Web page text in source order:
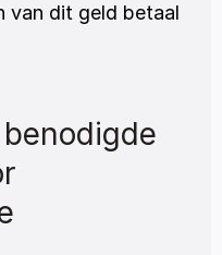
van dit geld betaal